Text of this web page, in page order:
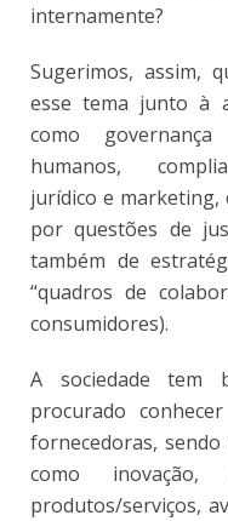
internamente?
Sugerimos, assim,
esse tema junto à
como governança
humanos,
jurídico e
por questões de
também de
“quadros de
consumidores).
A sociedade tem
procurado
fornecedoras,
como
produtos/serviços,